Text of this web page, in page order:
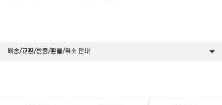
배송/교환/반품/환불/취소 안내